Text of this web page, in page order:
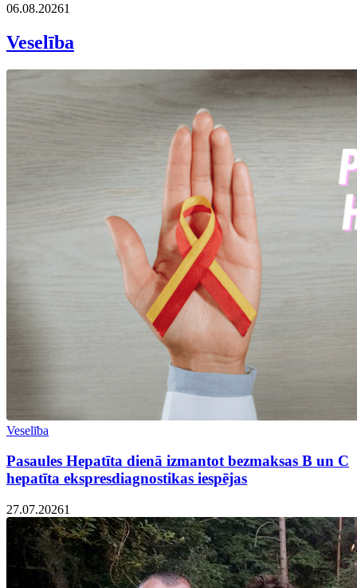
06.08.20261
Veselība
Veselība
Pasaules Hepatīta dienā izmantot bezmaksas B un C
hepatīta ekspresdiagnostikas iespējas
27.07.20261